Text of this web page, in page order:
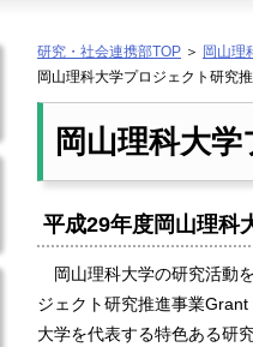
研究・社会連携部TOP ＞ 岡山理
岡山理科大学プロジェクト研究
岡山理科大
平成29年度岡山理科
岡山理科大学の研究活動
ジェクト研究推進事業
大学を代表する特色ある研